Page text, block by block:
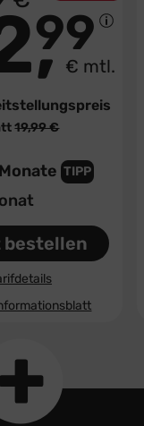
99
€ mtl.
19,99 €
TIPP